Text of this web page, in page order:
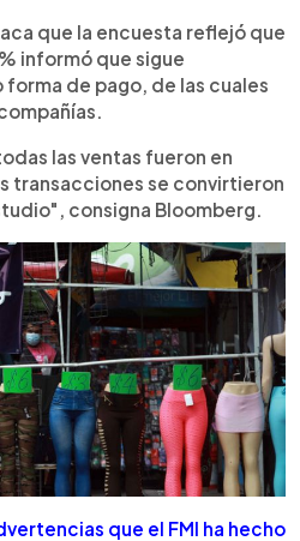
que la encuesta reflejó que
informó que sigue
de pago, de las cuales
las ventas fueron en
transacciones se convirtieron
consigna Bloomberg.
que el FMI ha hecho